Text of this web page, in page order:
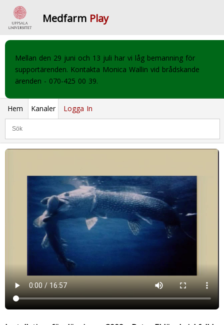
Medfarm Play
Mellan den 29 juni och 13 juli har vi låg bemanning för
supportärenden. Kontakta Monica Wallin vid brådskande
ärenden - 070-425 00 39.
Hem Kanaler Logga In